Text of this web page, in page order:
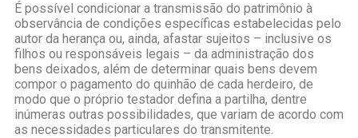
É possível condicionar a transmissão do patrimônio à
observância de condições específicas estabelecidas pelo
autor da herança ou, ainda, afastar sujeitos – inclusive os
filhos ou responsáveis legais – da administração dos
bens deixados, além de determinar quais bens devem
compor o pagamento do quinhão de cada herdeiro, de
modo que o próprio testador defina a partilha, dentre
inúmeras outras possibilidades, que variam de acordo com
as necessidades particulares do transmitente.